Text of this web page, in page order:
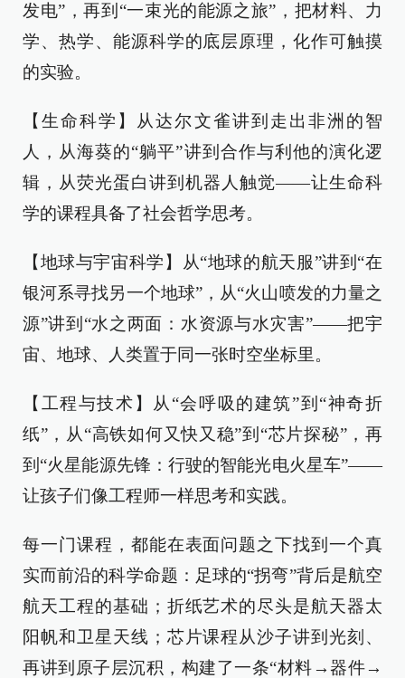
发电”，再到“一束光的能源之旅”，把材料、力
学、热学、能源科学的底层原理，化作可触摸
的实验。
【生命科学】从达尔文雀讲到走出非洲的智
人，从海葵的“躺平”讲到合作与利他的演化逻
辑，从荧光蛋白讲到机器人触觉——让生命科
学的课程具备了社会哲学思考。
【地球与宇宙科学】从“地球的航天服”讲到“在
银河系寻找另一个地球”，从“火山喷发的力量之
源”讲到“水之两面：水资源与水灾害”——把宇
宙、地球、人类置于同一张时空坐标里。
【工程与技术】从“会呼吸的建筑”到“神奇折
纸”，从“高铁如何又快又稳”到“芯片探秘”，再
到“火星能源先锋：行驶的智能光电火星车”——
让孩子们像工程师一样思考和实践。
每一门课程，都能在表面问题之下找到一个真
实而前沿的科学命题：足球的“拐弯”背后是航空
航天工程的基础；折纸艺术的尽头是航天器太
阳帆和卫星天线；芯片课程从沙子讲到光刻、
再讲到原子层沉积，构建了一条“材料→器件→